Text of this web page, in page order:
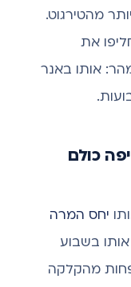
מהטירגוט.
את
אותו באנר
כולם
יחס המרה
בשבוע
מהקלקה